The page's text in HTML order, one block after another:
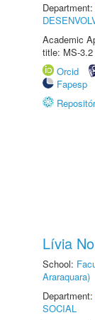
Department:
Academic
title: MS-3.2
Orcid
Fapesp
Lívia
School:
Araraquara)
Department:
SOCIAL